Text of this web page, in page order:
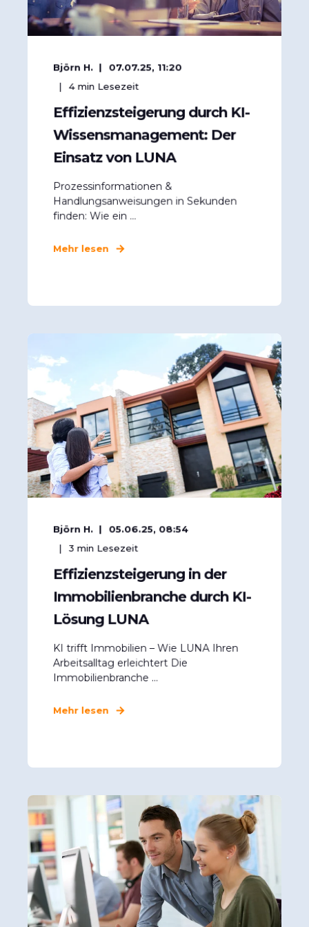
Björn H.
07.07.25, 11:20
4 min Lesezeit
Effizienzsteigerung durch KI-
Wissensmanagement: Der
Einsatz von LUNA
Prozessinformationen &
Handlungsanweisungen in Sekunden
finden: Wie ein ...
Mehr lesen
Björn H.
05.06.25, 08:54
3 min Lesezeit
Effizienzsteigerung in der
Immobilienbranche durch KI-
Lösung LUNA
KI trifft Immobilien – Wie LUNA Ihren
Arbeitsalltag erleichtert Die
Immobilienbranche ...
Mehr lesen